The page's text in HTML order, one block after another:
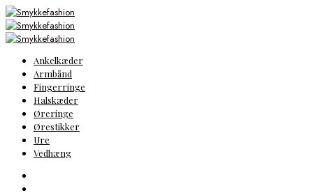
Ankelkæder
Armbånd
Fingerringe
Halskæder
Øreringe
Ørestikker
Ure
Vedhæng